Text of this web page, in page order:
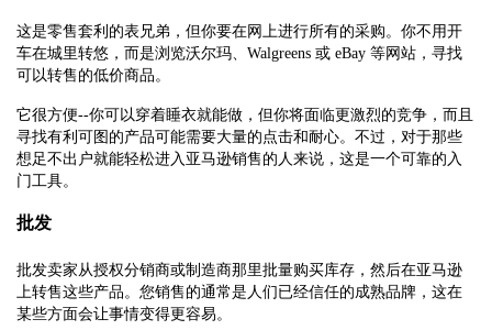
这是零售套利的表兄弟，但你要在网上进行所有的采购。你不用开
车在城里转悠，而是浏览沃尔玛、Walgreens 或 eBay 等网站，寻找
可以转售的低价商品。
它很方便--你可以穿着睡衣就能做，但你将面临更激烈的竞争，而且
寻找有利可图的产品可能需要大量的点击和耐心。不过，对于那些
想足不出户就能轻松进入亚马逊销售的人来说，这是一个可靠的入
门工具。
批发
批发卖家从授权分销商或制造商那里批量购买库存，然后在亚马逊
上转售这些产品。您销售的通常是人们已经信任的成熟品牌，这在
某些方面会让事情变得更容易。